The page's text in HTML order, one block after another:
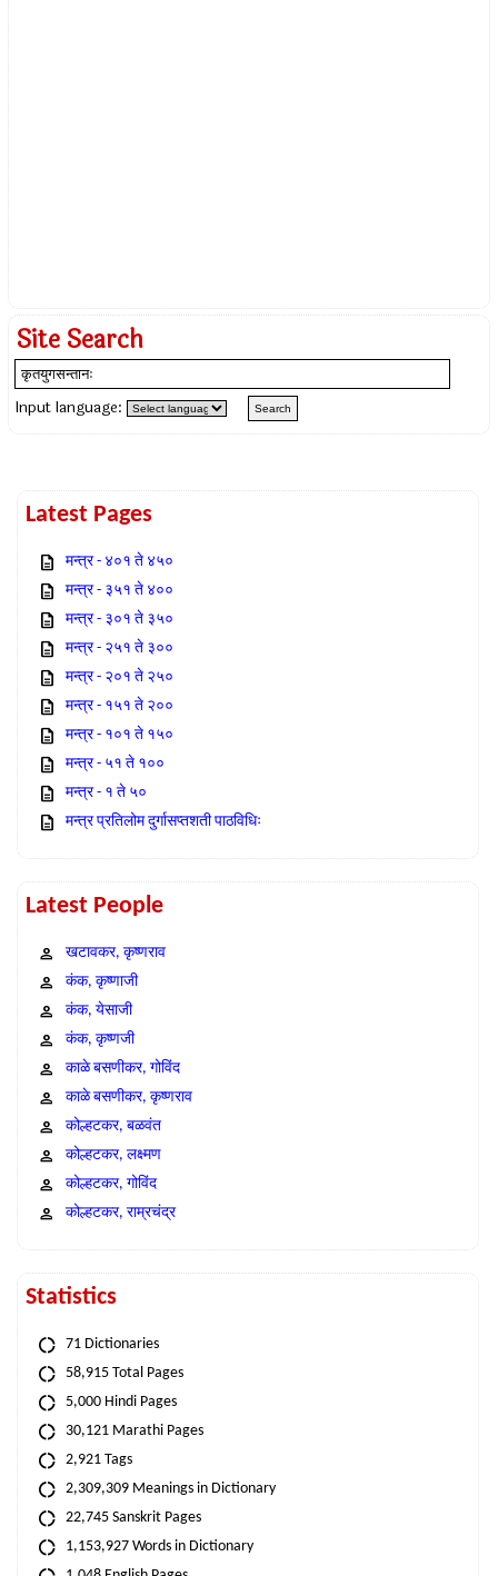
Site Search
Input language:
Latest Pages
मन्त्र - ४०१ ते ४५०
मन्त्र - ३५१ ते ४००
मन्त्र - ३०१ ते ३५०
मन्त्र - २५१ ते ३००
मन्त्र - २०१ ते २५०
मन्त्र - १५१ ते २००
मन्त्र - १०१ ते १५०
मन्त्र - ५१ ते १००
मन्त्र - १ ते ५०
मन्त्र प्रतिलोम दुर्गासप्तशती पाठविधिः
Latest People
खटावकर, कृष्णराव
कंक, कृष्णाजी
कंक, येसाजी
कंक, कृष्णजी
काळे बसणीकर, गोविंद
काळे बसणीकर, कृष्णराव
कोल्हटकर, बळवंत
कोल्हटकर, लक्ष्मण
कोल्हटकर, गोविंद
कोल्हटकर, राम्रचंद्र
Statistics
71 Dictionaries
58,915 Total Pages
5,000 Hindi Pages
30,121 Marathi Pages
2,921 Tags
2,309,309 Meanings in Dictionary
22,745 Sanskrit Pages
1,153,927 Words in Dictionary